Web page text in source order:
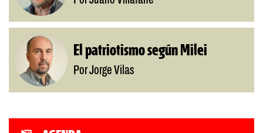
El patriotismo según Milei
Por Jorge Vilas